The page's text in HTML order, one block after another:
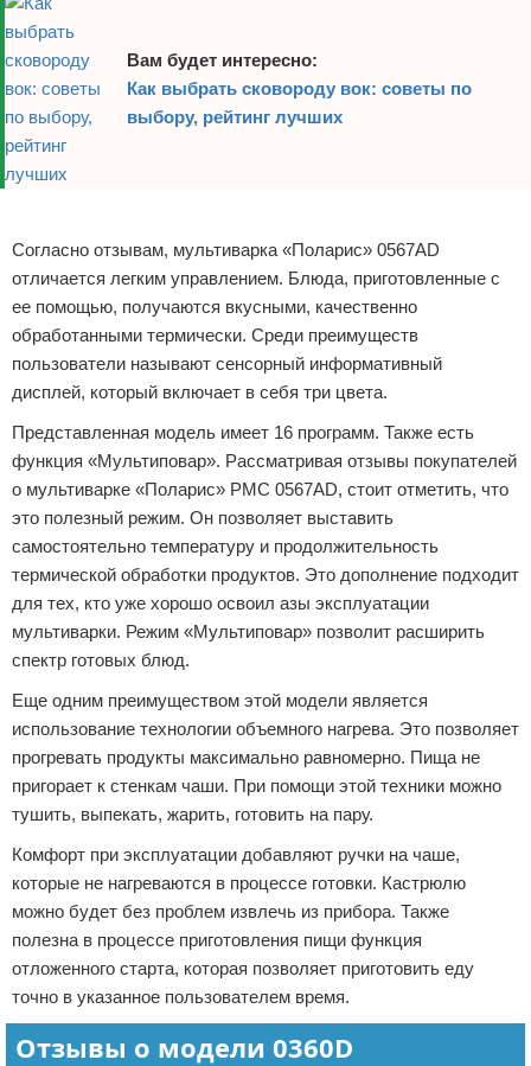
Вам будет интересно:
Как выбрать сковороду вок: советы по
выбору, рейтинг лучших
Согласно отзывам, мультиварка «Поларис» 0567AD
отличается легким управлением. Блюда, приготовленные с
ее помощью, получаются вкусными, качественно
обработанными термически. Среди преимуществ
пользователи называют сенсорный информативный
дисплей, который включает в себя три цвета.
Представленная модель имеет 16 программ. Также есть
функция «Мультиповар». Рассматривая отзывы покупателей
о мультиварке «Поларис» PMC 0567AD, стоит отметить, что
это полезный режим. Он позволяет выставить
самостоятельно температуру и продолжительность
термической обработки продуктов. Это дополнение подходит
для тех, кто уже хорошо освоил азы эксплуатации
мультиварки. Режим «Мультиповар» позволит расширить
спектр готовых блюд.
Еще одним преимуществом этой модели является
использование технологии объемного нагрева. Это позволяет
прогревать продукты максимально равномерно. Пища не
пригорает к стенкам чаши. При помощи этой техники можно
тушить, выпекать, жарить, готовить на пару.
Комфорт при эксплуатации добавляют ручки на чаше,
которые не нагреваются в процессе готовки. Кастрюлю
можно будет без проблем извлечь из прибора. Также
полезна в процессе приготовления пищи функция
отложенного старта, которая позволяет приготовить еду
точно в указанное пользователем время.
Отзывы о модели 0360D